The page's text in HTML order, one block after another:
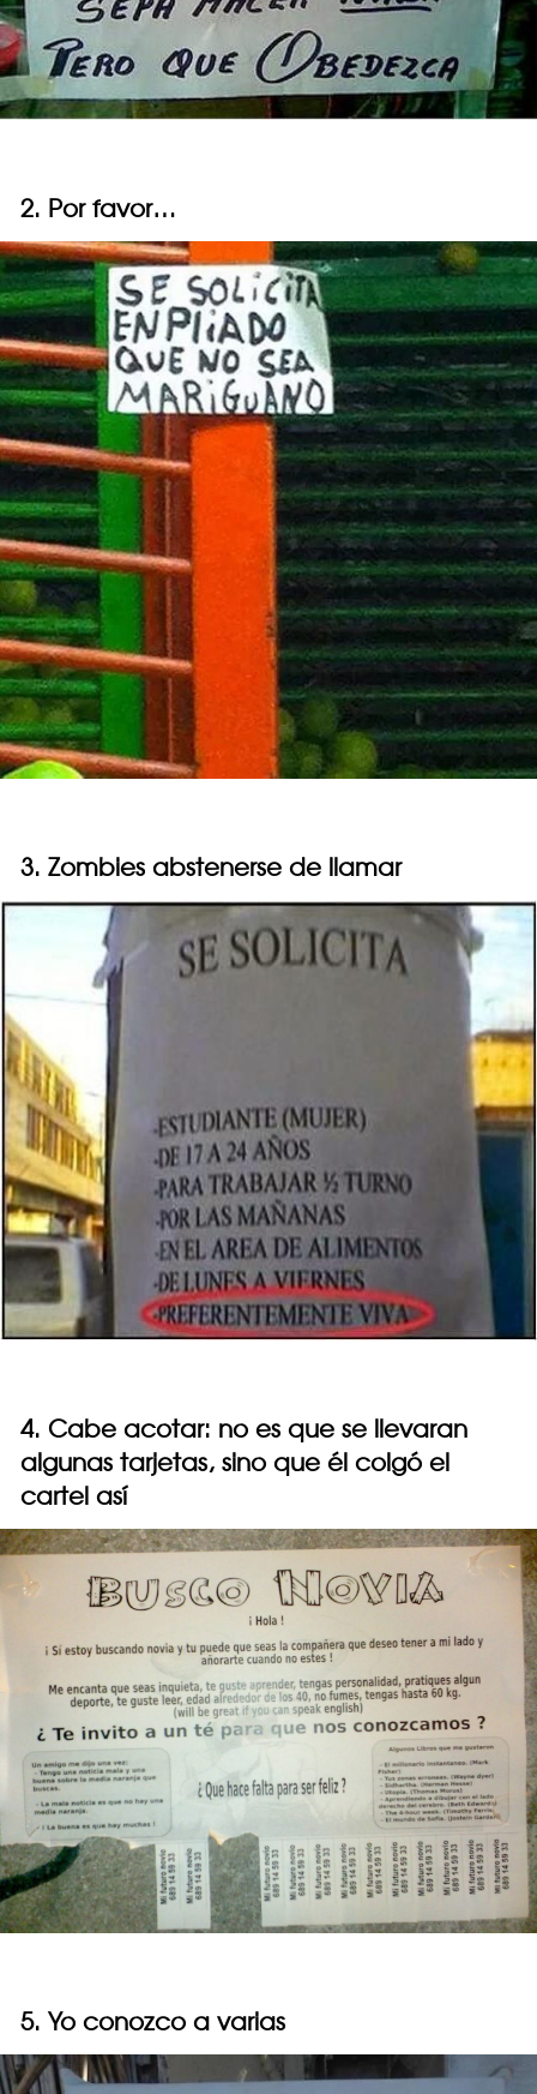
2. Por favor…
3. Zombies abstenerse de llamar
4. Cabe acotar: no es que se llevaran
algunas tarjetas, sino que él colgó el
cartel así
5. Yo conozco a varias